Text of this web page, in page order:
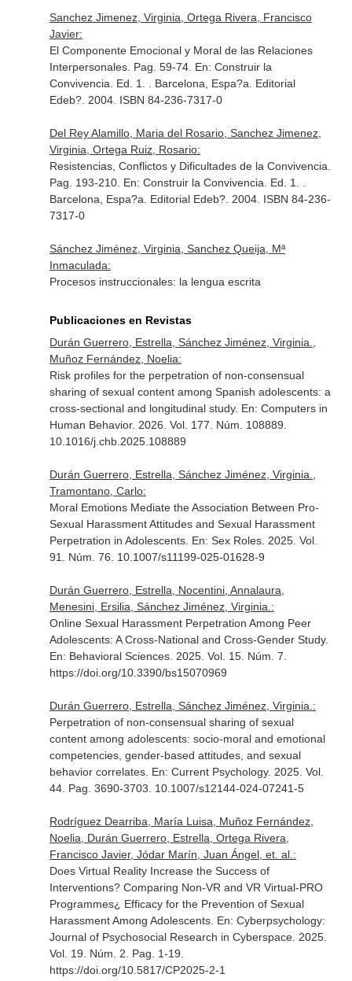
Sanchez Jimenez, Virginia, Ortega Rivera, Francisco
Javier:
El Componente Emocional y Moral de las Relaciones
Interpersonales. Pag. 59-74. En: Construir la
Convivencia . Ed. 1. . Barcelona, Espa?a. Editorial
Edeb?. 2004. ISBN 84-236-7317-0
Del Rey Alamillo, Maria del Rosario, Sanchez Jimenez,
Virginia, Ortega Ruiz, Rosario:
Resistencias, Conflictos y Dificultades de la Convivencia.
Pag. 193-210. En: Construir la Convivencia . Ed. 1. .
Barcelona, Espa?a. Editorial Edeb?. 2004. ISBN 84-236-
7317-0
Sánchez Jiménez, Virginia, Sanchez Queija, Mª
Inmaculada:
Procesos instruccionales: la lengua escrita
Publicaciones en Revistas
Durán Guerrero, Estrella, Sánchez Jiménez, Virginia.,
Muñoz Fernández, Noelia:
Risk profiles for the perpetration of non-consensual
sharing of sexual content among Spanish adolescents: a
cross-sectional and longitudinal study. En: Computers in
Human Behavior. 2026. Vol. 177. Núm. 108889.
10.1016/j.chb.2025.108889
Durán Guerrero, Estrella, Sánchez Jiménez, Virginia.,
Tramontano, Carlo:
Moral Emotions Mediate the Association Between Pro-
Sexual Harassment Attitudes and Sexual Harassment
Perpetration in Adolescents. En: Sex Roles. 2025. Vol.
91. Núm. 76. 10.1007/s11199-025-01628-9
Durán Guerrero, Estrella, Nocentini, Annalaura,
Menesini, Ersilia, Sánchez Jiménez, Virginia.:
Online Sexual Harassment Perpetration Among Peer
Adolescents: A Cross-National and Cross-Gender Study.
En: Behavioral Sciences. 2025. Vol. 15. Núm. 7.
https://doi.org/10.3390/bs15070969
Durán Guerrero, Estrella, Sánchez Jiménez, Virginia.:
Perpetration of non-consensual sharing of sexual
content among adolescents: socio-moral and emotional
competencies, gender-based attitudes, and sexual
behavior correlates. En: Current Psychology. 2025. Vol.
44. Pag. 3690-3703. 10.1007/s12144-024-07241-5
Rodríguez Dearriba, María Luisa, Muñoz Fernández,
Noelia, Durán Guerrero, Estrella, Ortega Rivera,
Francisco Javier, Jódar Marín, Juan Ángel, et. al.:
Does Virtual Reality Increase the Success of
Interventions? Comparing Non-VR and VR Virtual-PRO
Programmes¿ Efficacy for the Prevention of Sexual
Harassment Among Adolescents. En: Cyberpsychology:
Journal of Psychosocial Research in Cyberspace. 2025.
Vol. 19. Núm. 2. Pag. 1-19.
https://doi.org/10.5817/CP2025-2-1